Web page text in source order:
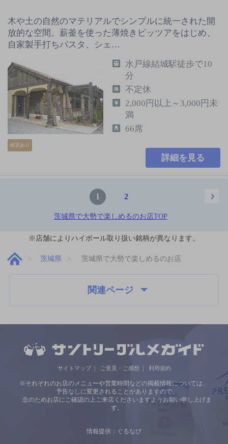
木や土の自然のマテリアルでシンプルに統一された開
放的な空間。薪釜を使った薄焼きピッツアをはじめ、
自家製手打ちパスタ、シェ…
個室あり
水戸線結城駅徒歩で10
分
不定休
2,000円以上～3,000円未
満
66席
詳細を見る
1 2
茨城県で大勢で楽しめるのお店TOP
※店舗によりハイボール取り扱い銘柄が異なります。
茨城県 茨城県で大勢で楽しめるのお店
関連ページ
サイトマップ ご意見・ご感想 利用規約
※それぞれのお店のメニューや営業時間などの掲載情報については、
予告なしに変更されることがありますので、
念のためお店にご確認の上ご来店くださいますようお願い申し上げま
す。
情報提供：ぐるなび